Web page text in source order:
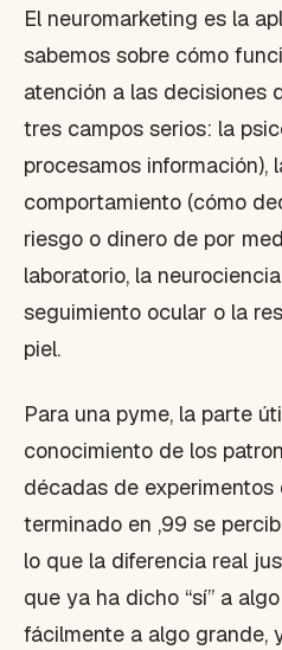
El neuromarketing es la
sabemos sobre cómo
atención a las decisiones
tres campos serios: la
procesamos información),
comportamiento (cómo
riesgo o dinero de por
laboratorio, la
seguimiento ocular o la
piel.
Para una pyme, la parte
conocimiento de los
décadas de
terminado en ,99 se
lo que la diferencia real
que ya ha dicho “sí” a
fácilmente a algo grande,